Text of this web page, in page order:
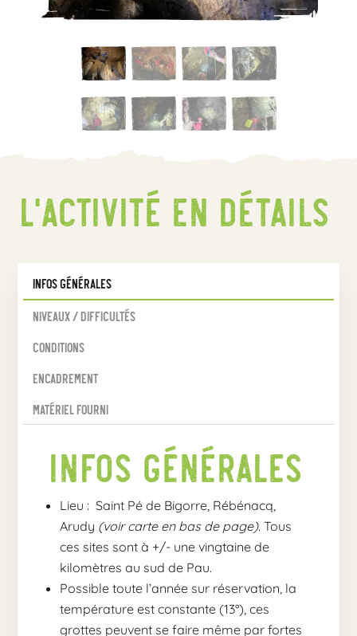
L’activité En détails
Infos Générales
Niveaux / Difficultés
Conditions
Encadrement
Matériel fourni
Infos Générales
Lieu : Saint Pé de Bigorre, Rébénacq,
Arudy (voir carte en bas de page). Tous
ces sites sont à +/- une vingtaine de
kilomètres au sud de Pau.
Possible toute l’année sur réservation, la
température est constante (13°), ces
grottes peuvent se faire même par fortes